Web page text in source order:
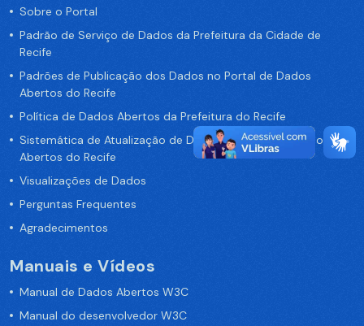
Sobre o Portal
Padrão de Serviço de Dados da Prefeitura da Cidade de
Recife
Padrões de Publicação dos Dados no Portal de Dados
Abertos do Recife
Política de Dados Abertos da Prefeitura do Recife
Sistemática de Atualização de Dados do Portal de Dados
Abertos do Recife
Visualizações de Dados
Perguntas Frequentes
Agradecimentos
Manuais e Vídeos
Manual de Dados Abertos W3C
Manual do desenvolvedor W3C